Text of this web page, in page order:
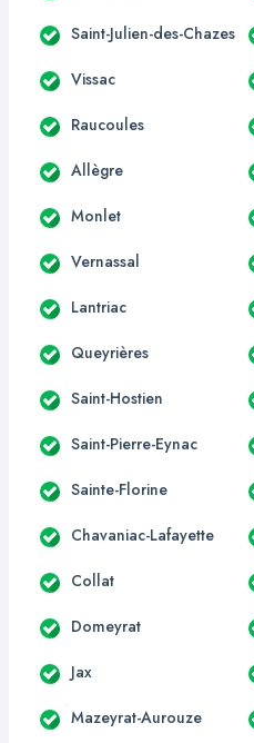
Saint-Julien-des-Chazes
Vissac
Raucoules
Allègre
Monlet
Vernassal
Lantriac
Queyrières
Saint-Hostien
Saint-Pierre-Eynac
Sainte-Florine
Chavaniac-Lafayette
Collat
Domeyrat
Jax
Mazeyrat-Aurouze